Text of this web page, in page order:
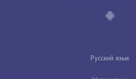
Русский язык